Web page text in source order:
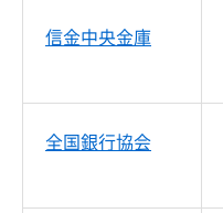
信金中央金庫
全国銀行協会